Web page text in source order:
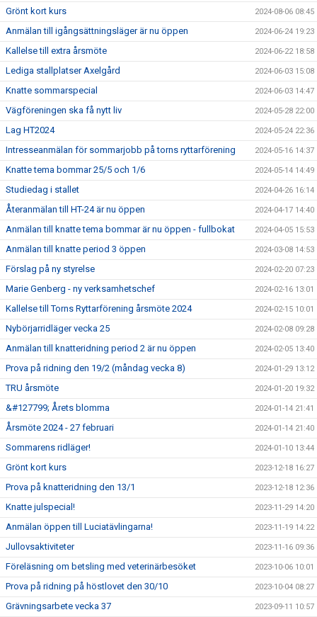
Grönt kort kurs 2024-08-06 08:45
Anmälan till igångsättningsläger är nu öppen 2024-06-24 19:23
Kallelse till extra årsmöte 2024-06-22 18:58
Lediga stallplatser Axelgård 2024-06-03 15:08
Knatte sommarspecial 2024-06-03 14:47
Vägföreningen ska få nytt liv 2024-05-28 22:00
Lag HT2024 2024-05-24 22:36
Intresseanmälan för sommarjobb på torns ryttarförening 2024-05-16 14:37
Knatte tema bommar 25/5 och 1/6 2024-05-14 14:49
Studiedag i stallet 2024-04-26 16:14
Återanmälan till HT-24 är nu öppen 2024-04-17 14:40
Anmälan till knatte tema bommar är nu öppen - fullbokat 2024-04-05 15:53
Anmälan till knatte period 3 öppen 2024-03-08 14:53
Förslag på ny styrelse 2024-02-20 07:23
Marie Genberg - ny verksamhetschef 2024-02-16 13:01
Kallelse till Torns Ryttarförening årsmöte 2024 2024-02-15 10:01
Nybörjarridläger vecka 25 2024-02-08 09:28
Anmälan till knatteridning period 2 är nu öppen 2024-02-05 13:40
Prova på ridning den 19/2 (måndag vecka 8) 2024-01-29 13:12
TRU årsmöte 2024-01-20 19:32
&#127799; Årets blomma 2024-01-14 21:41
Årsmöte 2024 - 27 februari 2024-01-14 21:40
Sommarens ridläger! 2024-01-10 13:44
Grönt kort kurs 2023-12-18 16:27
Prova på knatteridning den 13/1 2023-12-18 12:36
Knatte julspecial! 2023-11-29 14:20
Anmälan öppen till Luciatävlingarna! 2023-11-19 14:22
Jullovsaktiviteter 2023-11-16 09:36
Föreläsning om betsling med veterinärbesöket 2023-10-06 10:01
Prova på ridning på höstlovet den 30/10 2023-10-04 08:27
Grävningsarbete vecka 37 2023-09-11 10:57